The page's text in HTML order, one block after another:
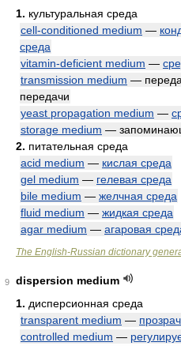
1. культуральная среда
cell-conditioned medium —
среда
vitamin-deficient medium —
transmission medium —
передачи
yeast propagation medium —
storage medium —
2. питательная среда
acid medium — кислая среда
gel medium — гелевая среда
bile medium — желчная среда
fluid medium — жидкая среда
agar medium — агаровая
The English-Russian dictionary
9
dispersion medium
1. дисперсионная среда
transparent medium —
controlled medium —